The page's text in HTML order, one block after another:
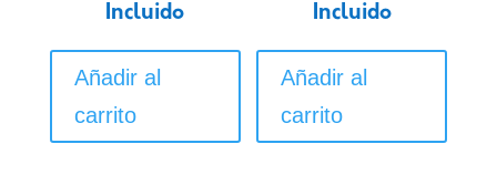
Incluido
Añadir al
carrito
Incluido
Añadir al
carrito